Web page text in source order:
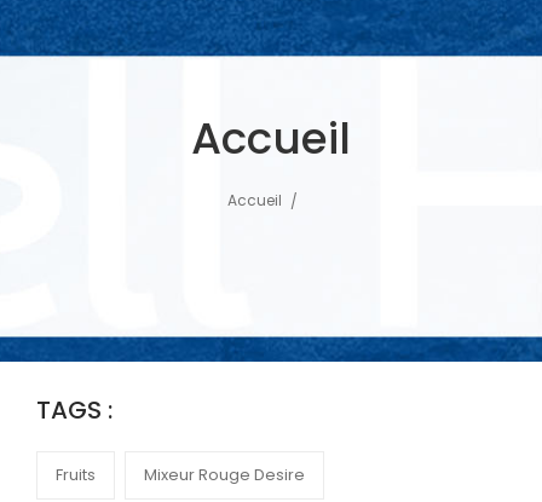
Accueil
Accueil
TAGS :
Fruits Mixeur Rouge Desire